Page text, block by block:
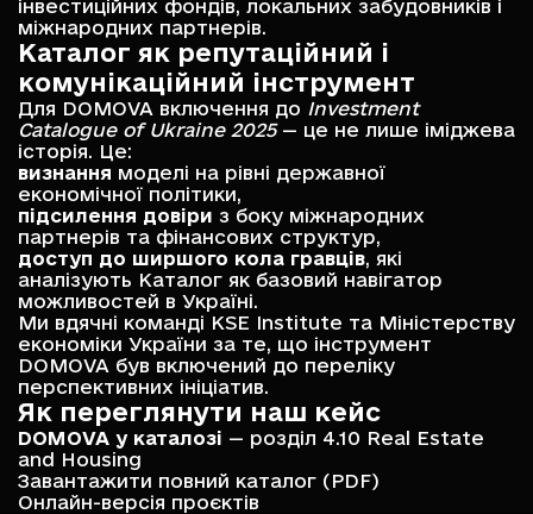
інвестиційних фондів, локальних забудовників і
міжнародних партнерів.
Каталог як репутаційний і
комунікаційний інструмент
Для DOMOVA включення до Investment
Catalogue of Ukraine 2025— це не лише іміджева
історія. Це:
визнання моделі на рівні державної
економічної політики,
підсилення довіри з боку міжнародних
партнерів та фінансових структур,
доступ до ширшого кола гравців, які
аналізують Каталог як базовий навігатор
можливостей в Україні.
Ми вдячні команді KSE Institute та Міністерству
економіки України за те, що інструмент
DOMOVA був включений до переліку
перспективних ініціатив.
Як переглянути наш кейс
DOMOVA у каталозі — розділ 4.10 Real Estate
and Housing
Завантажити повний каталог (PDF)
Онлайн-версія проєктів